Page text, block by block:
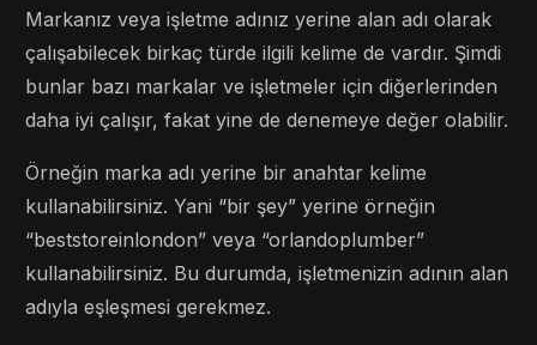
Markanız veya işletme adınız yerine alan adı olarak
çalışabilecek birkaç türde ilgili kelime de vardır. Şimdi
bunlar bazı markalar ve işletmeler için diğerlerinden
daha iyi çalışır, fakat yine de denemeye değer olabilir.
Örneğin marka adı yerine bir anahtar kelime
kullanabilirsiniz. Yani “bir şey” yerine örneğin
“beststoreinlondon” veya “orlandoplumber”
kullanabilirsiniz. Bu durumda, işletmenizin adının alan
adıyla eşleşmesi gerekmez.